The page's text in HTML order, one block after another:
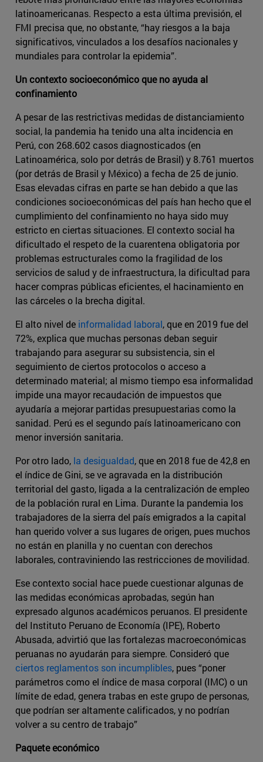
latinoamericanas. Respecto a esta última previsión, el
FMI precisa que, no obstante, “hay riesgos a la baja
significativos, vinculados a los desafíos nacionales y
mundiales para controlar la epidemia”.
Un contexto socioeconómico que no ayuda al
confinamiento
A pesar de las restrictivas medidas de distanciamiento
social, la pandemia ha tenido una alta incidencia en
Perú, con 268.602 casos diagnosticados (en
Latinoamérica, solo por detrás de Brasil) y 8.761 muertos
(por detrás de Brasil y México) a fecha de 25 de junio.
Esas elevadas cifras en parte se han debido a que las
condiciones socioeconómicas del país han hecho que el
cumplimiento del confinamiento no haya sido muy
estricto en ciertas situaciones. El contexto social ha
dificultado el respeto de la cuarentena obligatoria por
problemas estructurales como la fragilidad de los
servicios de salud y de infraestructura, la dificultad para
hacer compras públicas eficientes, el hacinamiento en
las cárceles o la brecha digital.
El alto nivel de informalidad laboral, que en 2019 fue del
72%, explica que muchas personas deban seguir
trabajando para asegurar su subsistencia, sin el
seguimiento de ciertos protocolos o acceso a
determinado material; al mismo tiempo esa informalidad
impide una mayor recaudación de impuestos que
ayudaría a mejorar partidas presupuestarias como la
sanidad. Perú es el segundo país latinoamericano con
menor inversión sanitaria.
Por otro lado, la desigualdad, que en 2018 fue de 42,8 en
el índice de Gini, se ve agravada en la distribución
territorial del gasto, ligada a la centralización de empleo
de la población rural en Lima. Durante la pandemia los
trabajadores de la sierra del país emigrados a la capital
han querido volver a sus lugares de origen, pues muchos
no están en planilla y no cuentan con derechos
laborales, contraviniendo las restricciones de movilidad.
Ese contexto social hace puede cuestionar algunas de
las medidas económicas aprobadas, según han
expresado algunos académicos peruanos. El presidente
del Instituto Peruano de Economía (IPE), Roberto
Abusada, advirtió que las fortalezas macroeconómicas
peruanas no ayudarán para siempre. Consideró que
ciertos reglamentos son incumplibles, pues “poner
parámetros como el índice de masa corporal (IMC) o un
límite de edad, genera trabas en este grupo de personas,
que podrían ser altamente calificados, y no podrían
volver a su centro de trabajo”
Paquete económico